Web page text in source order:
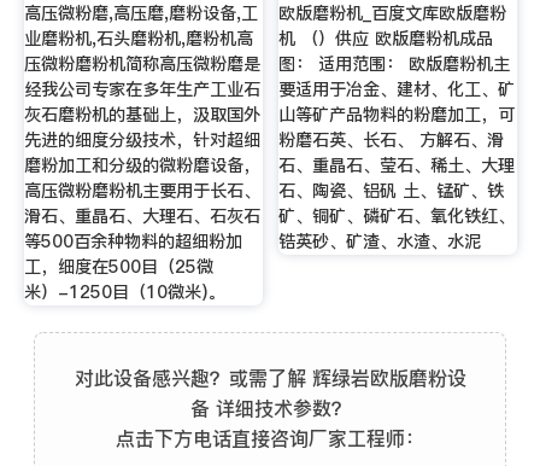
高压微粉磨,高压磨,磨粉设备,工
业磨粉机,石头磨粉机,磨粉机高
压微粉磨粉机简称高压微粉磨是
经我公司专家在多年生产工业石
灰石磨粉机的基础上，汲取国外
先进的细度分级技术，针对超细
磨粉加工和分级的微粉磨设备，
高压微粉磨粉机主要用于长石、
滑石、重晶石、大理石、石灰石
等500百余种物料的超细粉加
工，细度在500目（25微
米）-1250目（10微米)。
欧版磨粉机_百度文库欧版磨粉
机 （）供应 欧版磨粉机成品
图： 适用范围： 欧版磨粉机主
要适用于冶金、建材、化工、矿
山等矿产品物料的粉磨加工，可
粉磨石英、长石、 方解石、滑
石、重晶石、莹石、稀土、大理
石、陶瓷、铝矾 土、锰矿、铁
矿、铜矿、磷矿石、氧化铁红、
锆英砂、矿渣、水渣、水泥
对此设备感兴趣？或需了解 辉绿岩欧版磨粉设
备 详细技术参数？
点击下方电话直接咨询厂家工程师：